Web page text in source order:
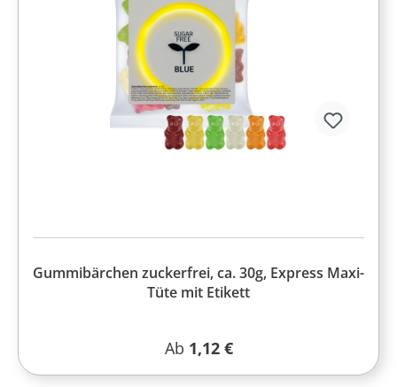
Gummibärchen zuckerfrei, ca. 30g, Express Maxi-
Tüte mit Etikett
Regulärer Preis:
Ab 1,12 €